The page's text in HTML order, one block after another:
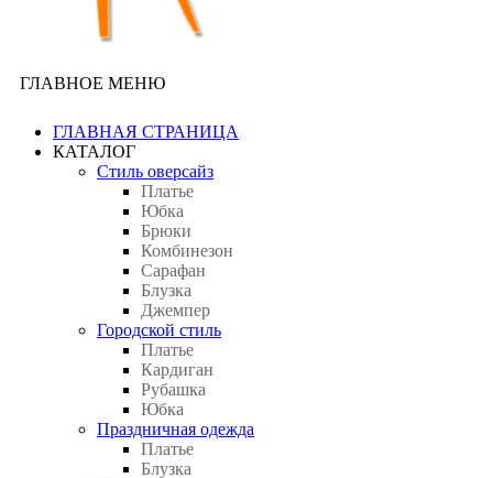
ГЛАВНОЕ МЕНЮ
ГЛАВНАЯ СТРАНИЦА
КАТАЛОГ
Стиль оверсайз
Платье
Юбка
Брюки
Комбинезон
Сарафан
Блузка
Джемпер
Городской стиль
Платье
Кардиган
Рубашка
Юбка
Праздничная одежда
Платье
Блузка